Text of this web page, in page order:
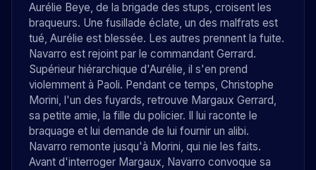
Aurélie Beye, de la brigade des stups, croisent les
braqueurs. Une fusillade éclate, un des malfrats est
tué, Aurélie est blessée. Les autres prennent la fuite.
Navarro est rejoint par le commandant Gerrard.
Supérieur hiérarchique d'Aurélie, il s'en prend
violemment à Paoli. Pendant ce temps, Christophe
Morini, l'un des fuyards, retrouve Margaux Gerrard,
sa petite amie, la fille du policier. Il lui raconte le
braquage et lui demande de lui fournir un alibi.
Navarro remonte jusqu'à Morini, qui nie les faits.
Avant d'interroger Margaux, Navarro convoque sa